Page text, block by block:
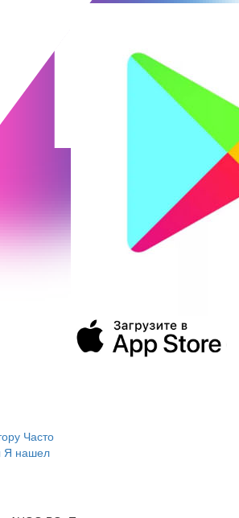
Часто
Я нашел